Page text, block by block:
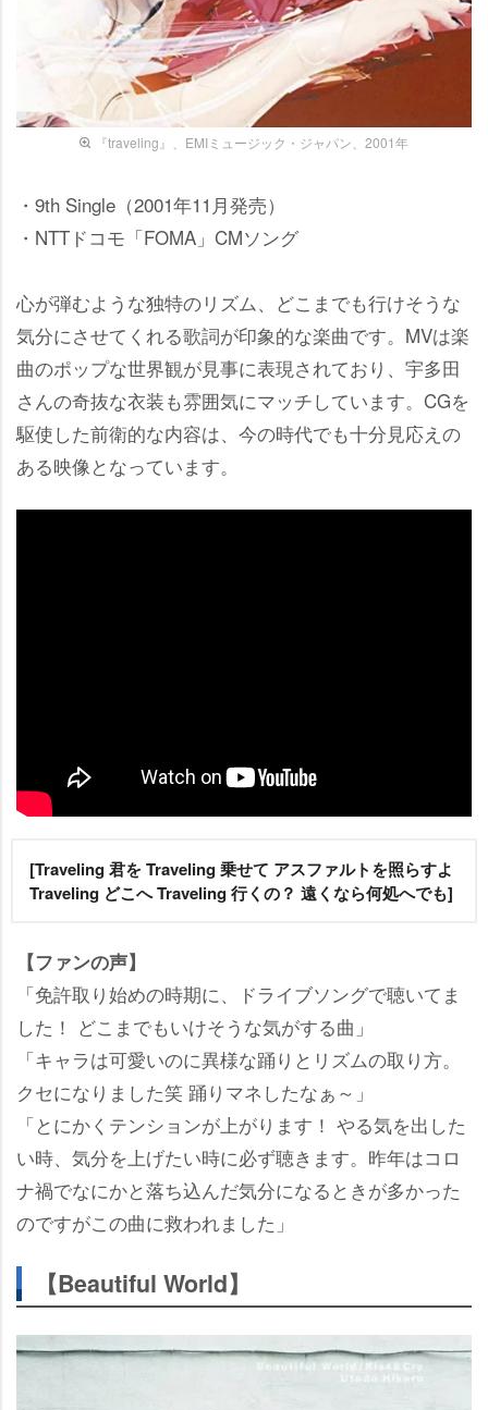
『traveling』、EMIミュージック・ジャパン、2001年
・9th Single（2001年11月発売）
・NTTドコモ「FOMA」CMソング
心が弾むような独特のリズム、どこまでも行けそうな
気分にさせてくれる歌詞が印象的な楽曲です。MVは楽
曲のポップな世界観が見事に表現されており、宇多田
さんの奇抜な衣装も雰囲気にマッチしています。CGを
駆使した前衛的な内容は、今の時代でも十分見応えの
ある映像となっています。
[Traveling 君を Traveling 乗せて アスファルトを照らすよ
Traveling どこへ Traveling 行くの？ 遠くなら何処へでも]
【ファンの声】
「免許取り始めの時期に、ドライブソングで聴いてま
した！ どこまでもいけそうな気がする曲」
「キャラは可愛いのに異様な踊りとリズムの取り方。
クセになりました笑 踊りマネしたなぁ～」
「とにかくテンションが上がります！ やる気を出した
い時、気分を上げたい時に必ず聴きます。昨年はコロ
ナ禍でなにかと落ち込んだ気分になるときが多かった
のですがこの曲に救われました」
【Beautiful World】